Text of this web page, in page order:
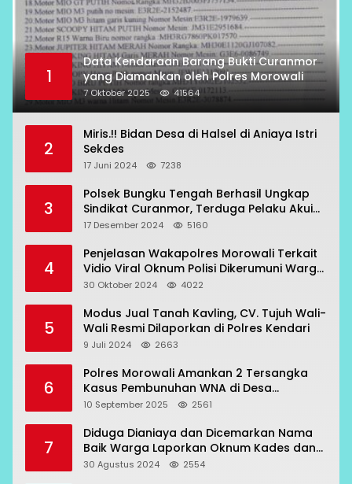
1
Data Kendaraan Barang Bukti Curanmor
yang Diamankan oleh Polres Morowali
7 Oktober 2025 41564
2
Miris.!! Bidan Desa di Halsel di Aniaya Istri
Sekdes
17 Juni 2024 7238
3
Polsek Bungku Tengah Berhasil Ungkap
Sindikat Curanmor, Terduga Pelaku Akui
Beraksi di 7 Lokasi
17 Desember 2024 5160
4
Penjelasan Wakapolres Morowali Terkait
Vidio Viral Oknum Polisi Dikerumuni Warga
Bahodopi
30 Oktober 2024 4022
5
Modus Jual Tanah Kavling, CV. Tujuh Wali-
Wali Resmi Dilaporkan di Polres Kendari
9 Juli 2024 2663
6
Polres Morowali Amankan 2 Tersangka
Kasus Pembunuhan WNA di Desa
Topogaro
10 September 2025 2561
7
Diduga Dianiaya dan Dicemarkan Nama
Baik Warga Laporkan Oknum Kades dan
Oknum Polisi
30 Agustus 2024 2554